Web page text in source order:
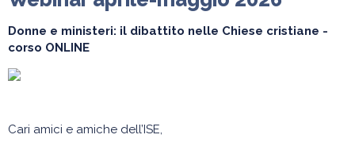
News e attività
Istituto
Donne e ministeri: il dibattito nelle Chiese cristiane -
corso ONLINE
Cari amici e amiche dell’ISE,